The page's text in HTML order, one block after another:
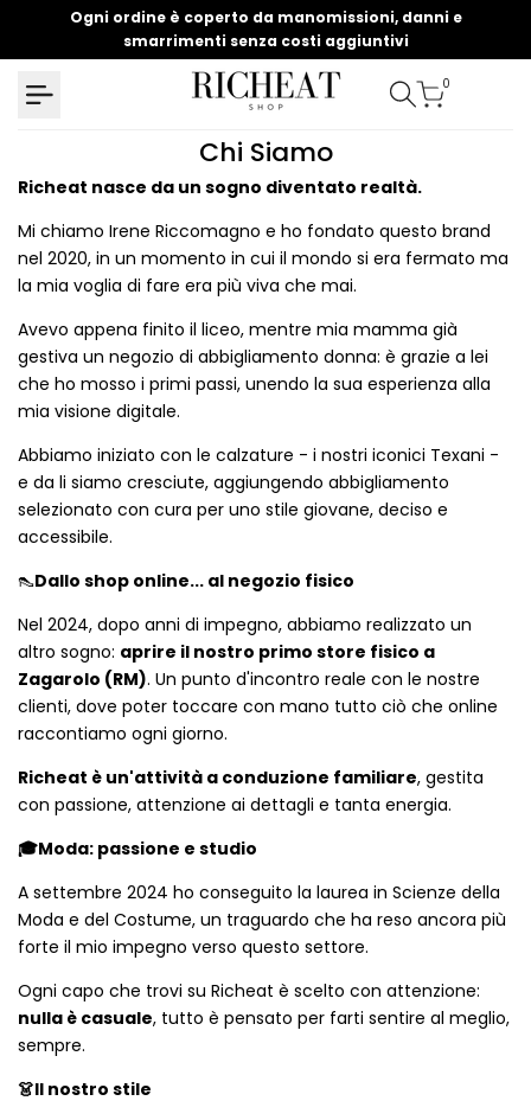
contenuto
Ogni ordine è coperto da manomissioni, danni e
smarrimenti senza costi aggiuntivi
0
Siamo
Chi Siamo
Richeat nasce da un sogno diventato realtà.
Mi chiamo Irene Riccomagno e ho fondato questo brand
nel 2020, in un momento in cui il mondo si era fermato ma
la mia voglia di fare era più viva che mai.
Avevo appena finito il liceo, mentre mia mamma già
gestiva un negozio di abbigliamento donna: è grazie a lei
che ho mosso i primi passi, unendo la sua esperienza alla
mia visione digitale.
Abbiamo iniziato con le calzature - i nostri iconici Texani -
e da li siamo cresciute, aggiungendo abbigliamento
selezionato con cura per uno stile giovane, deciso e
accessibile.
👠Dallo shop online... al negozio fisico
Nel 2024, dopo anni di impegno, abbiamo realizzato un
altro sogno: aprire il nostro primo store fisico a
Zagarolo (RM). Un punto d'incontro reale con le nostre
clienti, dove poter toccare con mano tutto ciò che online
raccontiamo ogni giorno.
Richeat è un'attività a conduzione familiare, gestita
con passione, attenzione ai dettagli e tanta energia.
🎓Moda: passione e studio
A settembre 2024 ho conseguito la laurea in Scienze della
Moda e del Costume, un traguardo che ha reso ancora più
forte il mio impegno verso questo settore.
Ogni capo che trovi su Richeat è scelto con attenzione:
nulla è casuale, tutto è pensato per farti sentire al meglio,
sempre.
👗Il nostro stile